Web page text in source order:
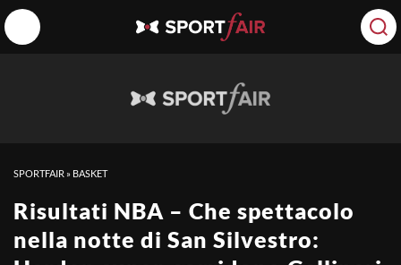
SPORTFAIR » BASKET
Risultati NBA – Che spettacolo
nella notte di San Silvestro: